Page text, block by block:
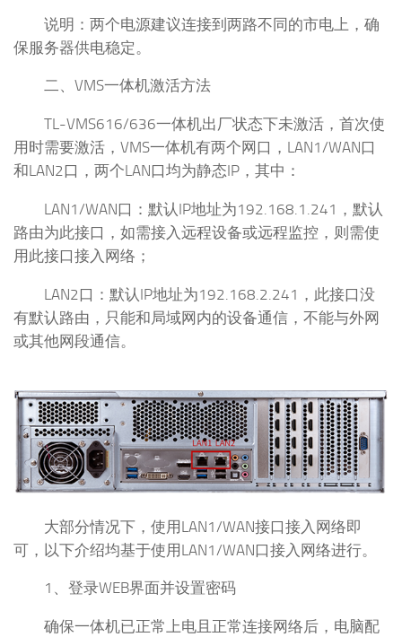
说明：两个电源建议连接到两路不同的市电上，确
保服务器供电稳定。
二、VMS一体机激活方法
TL-VMS616/636一体机出厂状态下未激活，首次使
用时需要激活，VMS一体机有两个网口，LAN1/WAN口
和LAN2口，两个LAN口均为静态IP，其中：
LAN1/WAN口：默认IP地址为192.168.1.241，默认
路由为此接口，如需接入远程设备或远程监控，则需使
用此接口接入网络；
LAN2口：默认IP地址为192.168.2.241，此接口没
有默认路由，只能和局域网内的设备通信，不能与外网
或其他网段通信。
大部分情况下，使用LAN1/WAN接口接入网络即
可，以下介绍均基于使用LAN1/WAN口接入网络进行。
1、登录WEB界面并设置密码
确保一体机已正常上电且正常连接网络后，电脑配